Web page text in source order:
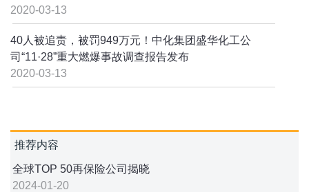
2020-03-13
40人被追责，被罚949万元！中化集团盛华化工公
司“11·28”重大燃爆事故调查报告发布
2020-03-13
推荐内容
全球TOP 50再保险公司揭晓
2024-01-20